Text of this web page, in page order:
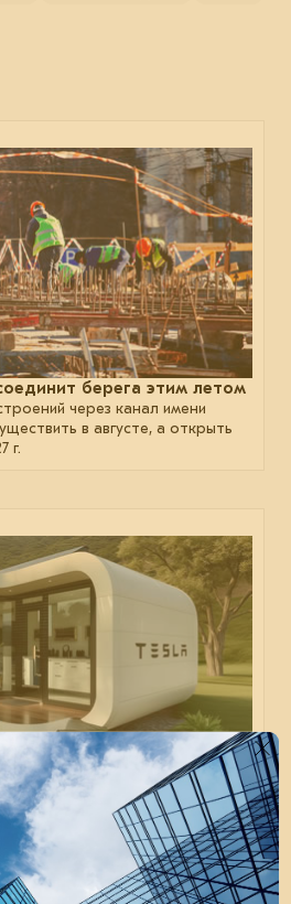
берега этим летом
через канал имени
в августе, а открыть
г.
строительство
модульных домов Tesla Tiny
серийное производство
году.